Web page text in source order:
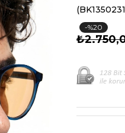
20